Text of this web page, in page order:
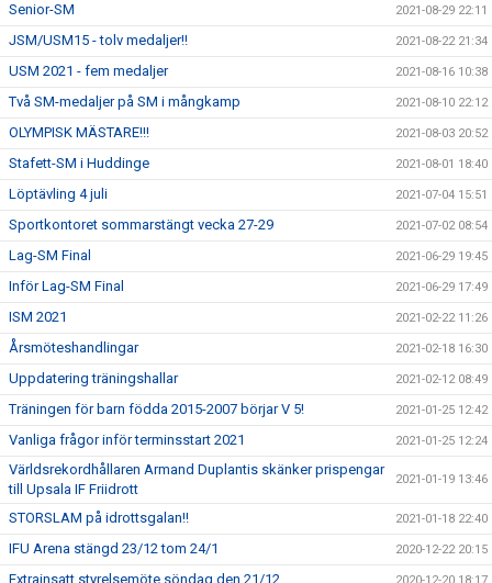
Senior-SM 2021-08-29 22:11
JSM/USM15 - tolv medaljer!! 2021-08-22 21:34
USM 2021 - fem medaljer 2021-08-16 10:38
Två SM-medaljer på SM i mångkamp 2021-08-10 22:12
OLYMPISK MÄSTARE!!! 2021-08-03 20:52
Stafett-SM i Huddinge 2021-08-01 18:40
Löptävling 4 juli 2021-07-04 15:51
Sportkontoret sommarstängt vecka 27-29 2021-07-02 08:54
Lag-SM Final 2021-06-29 19:45
Inför Lag-SM Final 2021-06-29 17:49
ISM 2021 2021-02-22 11:26
Årsmöteshandlingar 2021-02-18 16:30
Uppdatering träningshallar 2021-02-12 08:49
Träningen för barn födda 2015-2007 börjar V 5! 2021-01-25 12:42
Vanliga frågor inför terminsstart 2021 2021-01-25 12:24
Världsrekordhållaren Armand Duplantis skänker prispengar
till Upsala IF Friidrott
2021-01-19 13:46
STORSLAM på idrottsgalan!! 2021-01-18 22:40
IFU Arena stängd 23/12 tom 24/1 2020-12-22 20:15
Extrainsatt styrelsemöte söndag den 21/12